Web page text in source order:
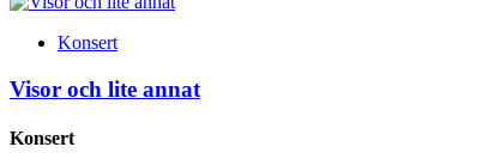
Konsert
Visor och lite annat
Konsert